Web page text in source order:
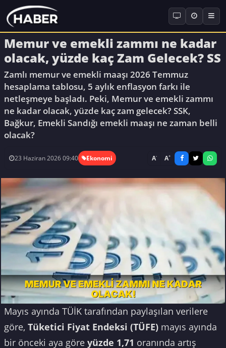
Memur ve emekli zammı ne kadar
olacak, yüzde kaç Zam Gelecek? SS
Zamlı memur ve emekli maaşı 2026 Temmuz
hesaplama tablosu, 5 aylık enflasyon farkı ile
netleşmeye başladı. Peki, Memur ve emekli zammı
ne kadar olacak, yüzde kaç zam gelecek? SSK,
Bağkur, Emekli Sandığı emekli maaşı ne zaman belli
olacak?
23 Haziran 2026 09:40 Ekonomi A- A+
Mayıs ayında TÜİK tarafından paylaşılan verilere
göre, Tüketici Fiyat Endeksi (TÜFE) mayıs ayında
bir önceki aya göre yüzde 1,71 oranında artış